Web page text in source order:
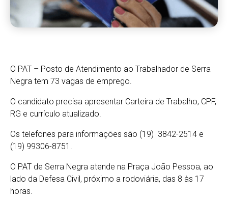
O PAT – Posto de Atendimento ao Trabalhador de Serra
Negra tem 73 vagas de emprego.
O candidato precisa apresentar Carteira de Trabalho, CPF,
RG e currículo atualizado.
Os telefones para informações são (19) 3842-2514 e
(19) 99306-8751.
O PAT de Serra Negra atende na Praça João Pessoa, ao
lado da Defesa Civil, próximo a rodoviária, das 8 às 17
horas.